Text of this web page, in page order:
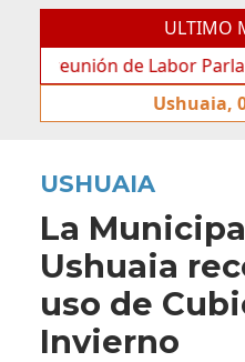
ULTIMO
de Labor
Ushuaia,
USHUAIA
La
Ushuaia
uso de
Invierno